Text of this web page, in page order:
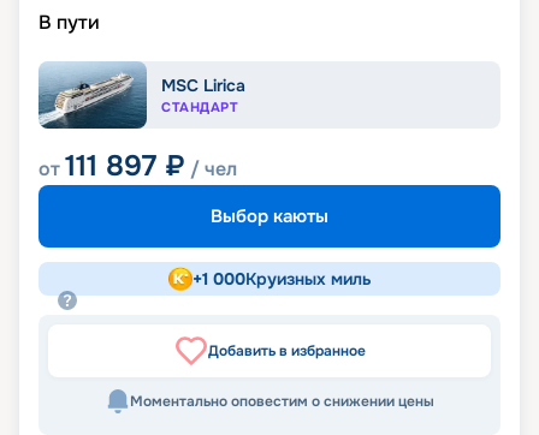
В пути
MSC Lirica
СТАНДАРТ
от111 897 ₽ / чел
Выбор каюты
+1 000Круизных миль
Добавить в избранное
Моментально оповестим о снижении цены